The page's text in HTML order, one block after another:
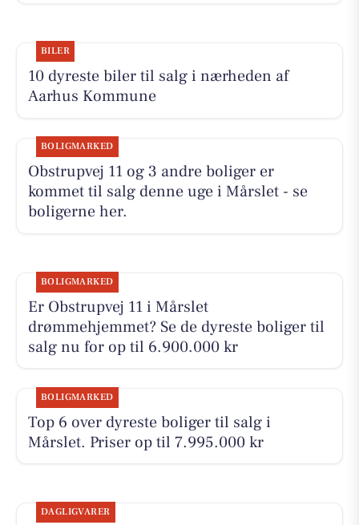
BILER
10 dyreste biler til salg i nærheden af
Aarhus Kommune
BOLIGMARKED
Obstrupvej 11 og 3 andre boliger er
kommet til salg denne uge i Mårslet - se
boligerne her.
BOLIGMARKED
Er Obstrupvej 11 i Mårslet
drømmehjemmet? Se de dyreste boliger til
salg nu for op til 6.900.000 kr
BOLIGMARKED
Top 6 over dyreste boliger til salg i
Mårslet. Priser op til 7.995.000 kr
DAGLIGVARER